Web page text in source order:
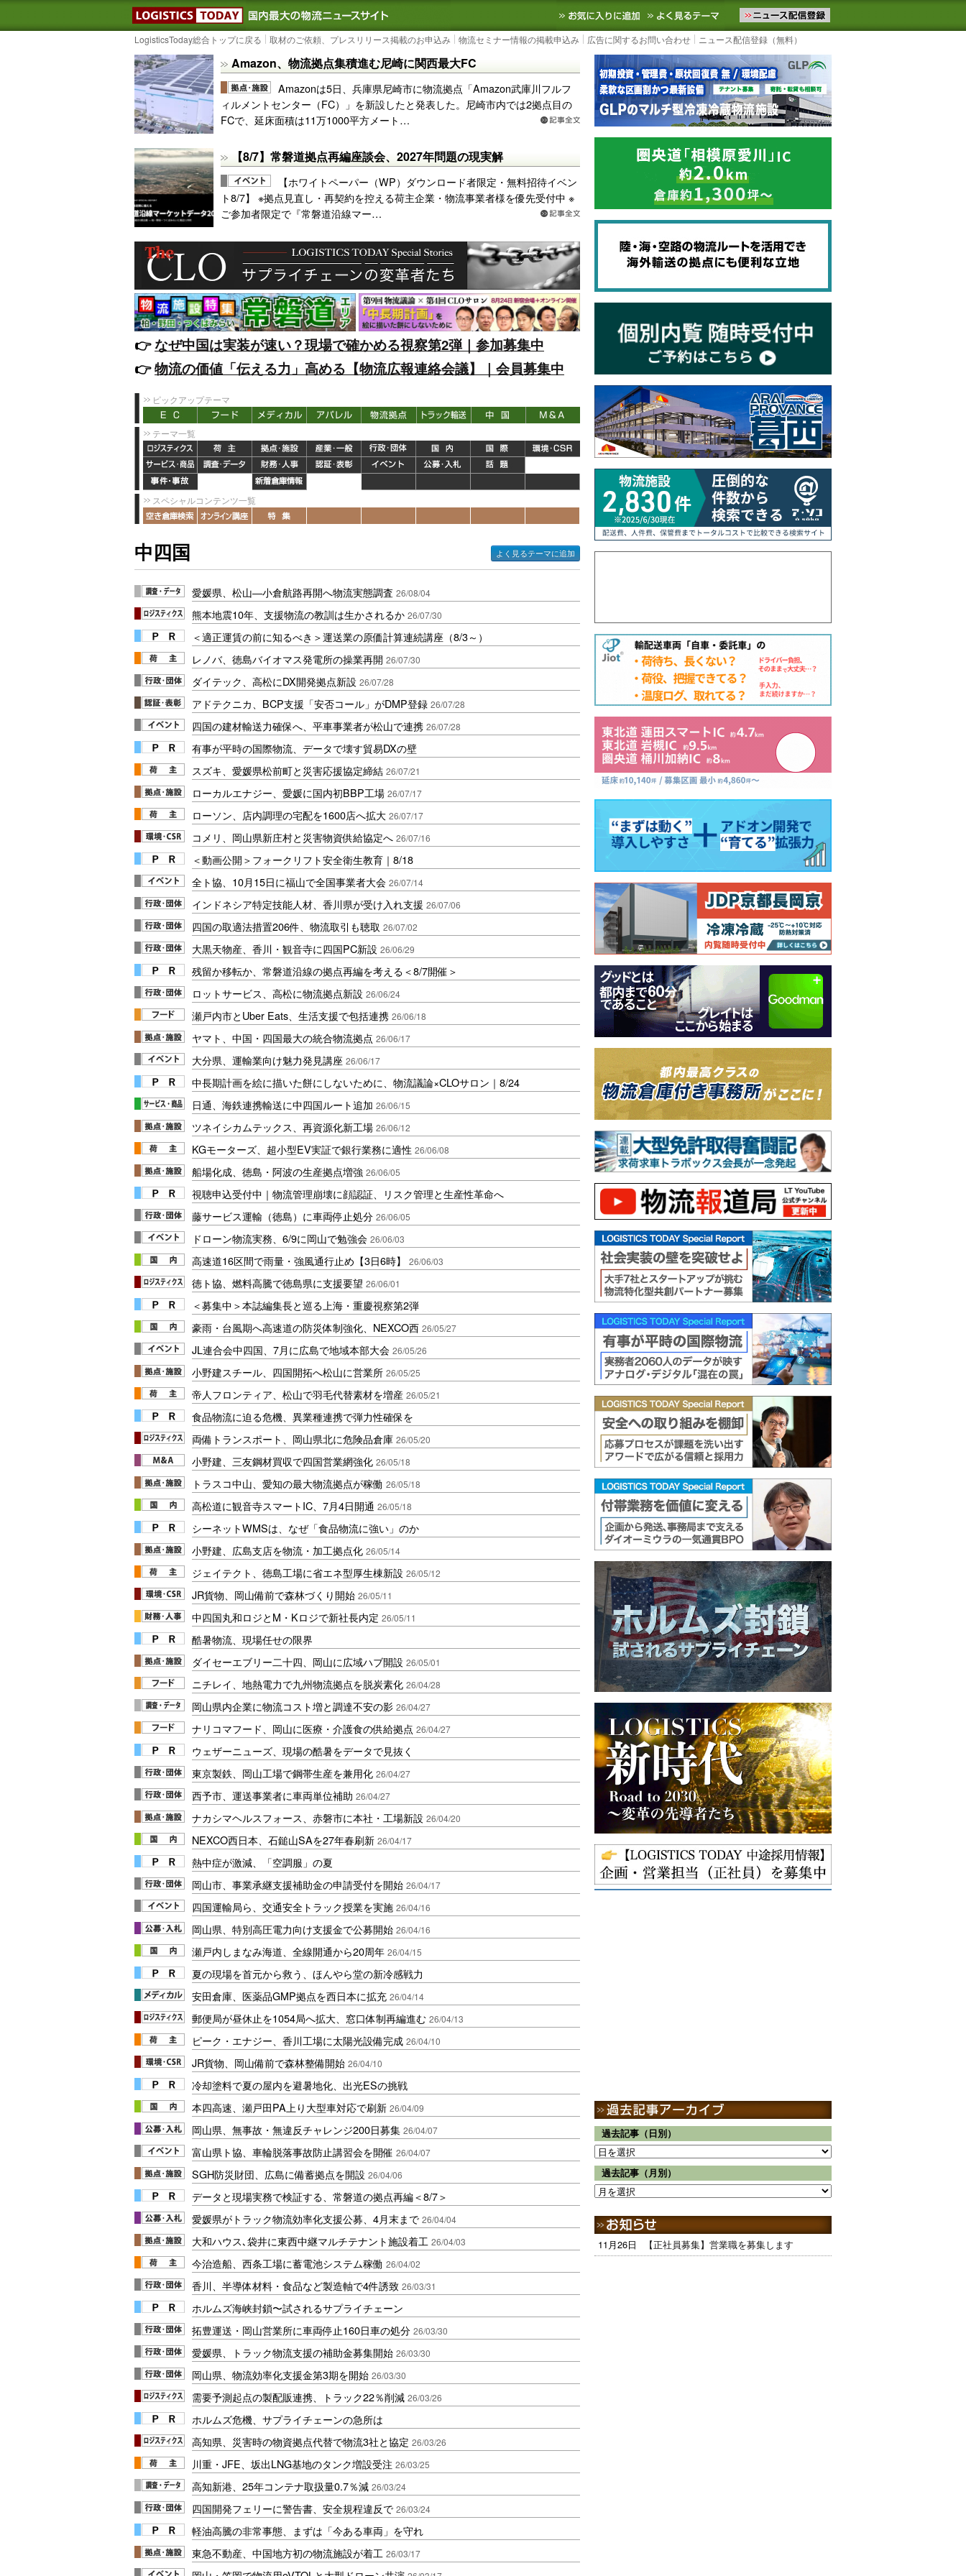
LOGISTICS TODAY｜国内最大の物流ニュースサイト3PL, SCMなど国内外の最新の物流ニュースをお届けします。物流ニュースメール配信を登録す
お気に入りに追加 よく見るテーマ
LogisticsToday総合トップに戻る 取材のご依頼、プレスリリース掲載のお申込み 物流セミナー情報の掲載申込み 広告に関するお問い合わせ ニュース配信登録（無料）
Amazon、物流拠点集積進む尼崎に関西最大FC
Amazonは5日、兵庫県尼崎市に物流拠点「Amazon武庫川フルフ
ィルメントセンター（FC）」を新設したと発表した。尼崎市内では2拠点目の
FCで、延床面積は11万1000平方メート…
【8/7】常磐道拠点再編座談会、2027年問題の現実解
【ホワイトペーパー（WP）ダウンロード者限定・無料招待イベン
ト8/7】 ※拠点見直し・再契約を控える荷主企業・物流事業者様を優先受付中 ※
ご参加者限定で『常磐道沿線マー…
👉️なぜ中国は実装が速い？現場で確かめる視察第2弾｜参加募集中
👉️物流の価値「伝える力」高める【物流広報連絡会議】｜会員募集中
ピックアップテーマ
テーマ一覧
スペシャルコンテンツ一覧
中四国 よく見るテーマに追加
愛媛県、松山―小倉航路再開へ物流実態調査 26/08/04
熊本地震10年、支援物流の教訓は生かされるか 26/07/30
＜適正運賃の前に知るべき＞運送業の原価計算連続講座（8/3～）
レノバ、徳島バイオマス発電所の操業再開 26/07/30
ダイテック、高松にDX開発拠点新設 26/07/28
アドテクニカ、BCP支援「安否コール」がDMP登録 26/07/28
四国の建材輸送力確保へ、平車事業者が松山で連携 26/07/28
有事が平時の国際物流、データで壊す貿易DXの壁
スズキ、愛媛県松前町と災害応援協定締結 26/07/21
ローカルエナジー、愛媛に国内初BBP工場 26/07/17
ローソン、店内調理の宅配を1600店へ拡大 26/07/17
コメリ、岡山県新庄村と災害物資供給協定へ 26/07/16
＜動画公開＞フォークリフト安全衛生教育｜8/18
全ト協、10月15日に福山で全国事業者大会 26/07/14
インドネシア特定技能人材、香川県が受け入れ支援 26/07/06
四国の取適法措置206件、物流取引も聴取 26/07/02
大黒天物産、香川・観音寺に四国PC新設 26/06/29
残留か移転か、常磐道沿線の拠点再編を考える＜8/7開催＞
ロットサービス、高松に物流拠点新設 26/06/24
瀬戸内市とUber Eats、生活支援で包括連携 26/06/18
ヤマト、中国・四国最大の統合物流拠点 26/06/17
大分県、運輸業向け魅力発見講座 26/06/17
中長期計画を絵に描いた餅にしないために、物流議論×CLOサロン｜8/24
日通、海鉄連携輸送に中四国ルート追加 26/06/15
ツネイシカムテックス、再資源化新工場 26/06/12
KGモーターズ、超小型EV実証で銀行業務に適性 26/06/08
船場化成、徳島・阿波の生産拠点増強 26/06/05
視聴申込受付中｜物流管理崩壊に顔認証、リスク管理と生産性革命へ
藤サービス運輸（徳島）に車両停止処分 26/06/05
ドローン物流実務、6/9に岡山で勉強会 26/06/03
高速道16区間で雨量・強風通行止め【3日6時】 26/06/03
徳ト協、燃料高騰で徳島県に支援要望 26/06/01
＜募集中＞本誌編集長と巡る上海・重慶視察第2弾
豪雨・台風期へ高速道の防災体制強化、NEXCO西 26/05/27
JL連合会中四国、7月に広島で地域本部大会 26/05/26
小野建スチール、四国開拓へ松山に営業所 26/05/25
帝人フロンティア、松山で羽毛代替素材を増産 26/05/21
食品物流に迫る危機、異業種連携で弾力性確保を
両備トランスポート、岡山県北に危険品倉庫 26/05/20
小野建、三友鋼材買収で四国営業網強化 26/05/18
トラスコ中山、愛知の最大物流拠点が稼働 26/05/18
高松道に観音寺スマートIC、7月4日開通 26/05/18
シーネットWMSは、なぜ「食品物流に強い」のか
小野建、広島支店を物流・加工拠点化 26/05/14
ジェイテクト、徳島工場に省エネ型厚生棟新設 26/05/12
JR貨物、岡山備前で森林づくり開始 26/05/11
中四国丸和ロジとM・Kロジで新社長内定 26/05/11
酷暑物流、現場任せの限界
ダイセーエブリー二十四、岡山に広域ハブ開設 26/05/01
ニチレイ、地熱電力で九州物流拠点を脱炭素化 26/04/28
岡山県内企業に物流コスト増と調達不安の影 26/04/27
ナリコマフード、岡山に医療・介護食の供給拠点 26/04/27
ウェザーニューズ、現場の酷暑をデータで見抜く
東京製鉄、岡山工場で鋼帯生産を兼用化 26/04/27
西予市、運送事業者に車両単位補助 26/04/27
ナカシマヘルスフォース、赤磐市に本社・工場新設 26/04/20
NEXCO西日本、石鎚山SAを27年春刷新 26/04/17
熱中症が激減、「空調服」の夏
岡山市、事業承継支援補助金の申請受付を開始 26/04/17
四国運輸局ら、交通安全トラック授業を実施 26/04/16
岡山県、特別高圧電力向け支援金で公募開始 26/04/16
瀬戸内しまなみ海道、全線開通から20周年 26/04/15
夏の現場を首元から救う、ほんやら堂の新冷感戦力
安田倉庫、医薬品GMP拠点を西日本に拡充 26/04/14
郵便局が昼休止を1054局へ拡大、窓口体制再編進む 26/04/13
ピーク・エナジー、香川工場に太陽光設備完成 26/04/10
JR貨物、岡山備前で森林整備開始 26/04/10
冷却塗料で夏の屋内を避暑地化、出光ESの挑戦
本四高速、瀬戸田PA上り大型車対応で刷新 26/04/09
岡山県、無事故・無違反チャレンジ200日募集 26/04/07
富山県ト協、車輪脱落事故防止講習会を開催 26/04/07
SGH防災財団、広島に備蓄拠点を開設 26/04/06
データと現場実務で検証する、常磐道の拠点再編＜8/7＞
愛媛県がトラック物流効率化支援公募、4月末まで 26/04/04
大和ハウス､袋井に東西中継マルチテナント施設着工 26/04/03
今治造船、西条工場に蓄電池システム稼働 26/04/02
香川、半導体材料・食品など製造軸で4件誘致 26/03/31
ホルムズ海峡封鎖〜試されるサプライチェーン
拓豊運送・岡山営業所に車両停止160日車の処分 26/03/30
愛媛県、トラック物流支援の補助金募集開始 26/03/30
岡山県、物流効率化支援金第3期を開始 26/03/30
需要予測起点の製配販連携、トラック22％削減 26/03/26
ホルムズ危機、サプライチェーンの急所は
高知県、災害時の物資拠点代替で物流3社と協定 26/03/26
川重・JFE、坂出LNG基地のタンク増設受注 26/03/25
高知新港、25年コンテナ取扱量0.7％減 26/03/24
四国開発フェリーに警告書、安全規程違反で 26/03/24
軽油高騰の非常事態、まずは「今ある車両」を守れ
東急不動産、中国地方初の物流施設が着工 26/03/17
過去記事（日別）
過去記事（月別）
11月26日 【正社員募集】営業職を募集します